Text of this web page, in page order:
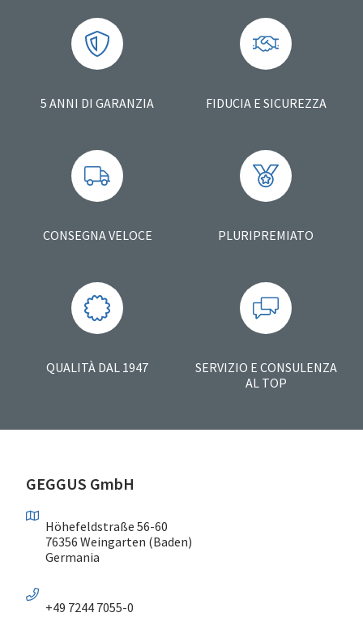
5 ANNI DI GARANZIA FIDUCIA E SICUREZZA
CONSEGNA VELOCE PLURIPREMIATO
QUALITÀ DAL 1947
SERVIZIO E CONSULENZA
AL TOP
GEGGUS GmbH
Höhefeldstraße 56-60
76356 Weingarten (Baden)
Germania
+49 7244 7055-0